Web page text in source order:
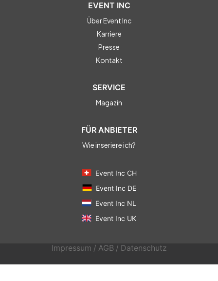
EVENT INC
Über Event Inc
Karriere
Presse
Kontakt
SERVICE
Magazin
FÜR ANBIETER
Wie inseriere ich?
Event Inc CH
Event Inc DE
Event Inc NL
Event Inc UK
Impressum / AGB / Datenschutz